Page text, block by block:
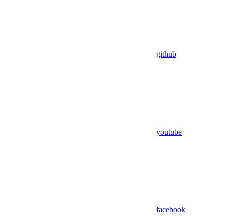
github
youtube
facebook